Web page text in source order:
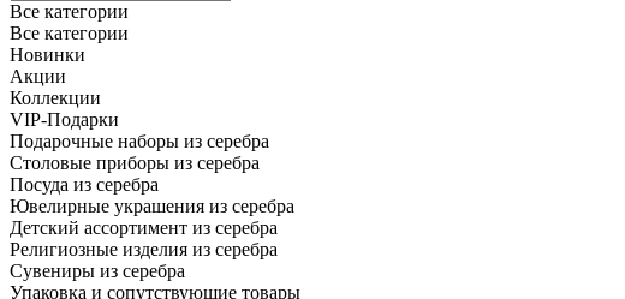
Все категории
Все категории
Новинки
Акции
Коллекции
VIP-Подарки
Подарочные наборы из серебра
Столовые приборы из серебра
Посуда из серебра
Ювелирные украшения из серебра
Детский ассортимент из серебра
Религиозные изделия из серебра
Сувениры из серебра
Упаковка и сопутствующие товары